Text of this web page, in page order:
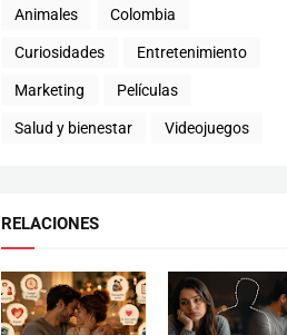
Animales Colombia
Curiosidades Entretenimiento
Marketing Películas
Salud y bienestar Videojuegos
RELACIONES